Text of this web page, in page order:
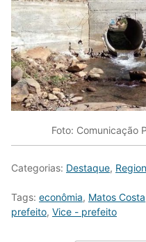
Foto: Comunicação
Categorias: Destaque,
Tags: econômia, Matos Costa
prefeito, Vice - prefeito